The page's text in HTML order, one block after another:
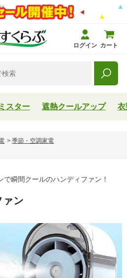
ログイン カート
スター 遮熱クールアップ 衣
> 季節・空調家電
瞬間クールのハンディファン！
ン